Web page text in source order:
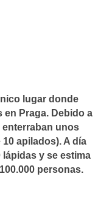
lugar donde
Praga. Debido a
enterraban unos
apilados). A día
lápidas y se estima
personas.